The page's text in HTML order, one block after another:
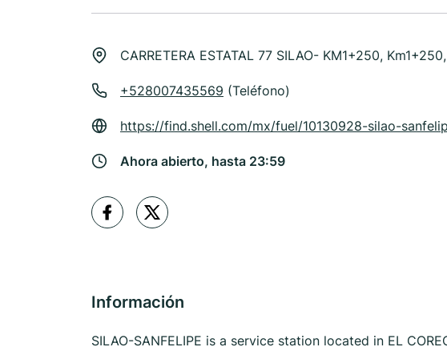
CARRETERA ESTATAL 77 SILAO- KM1+250,
+528007435569 (Teléfono)
https://find.shell.com/mx/fuel/10130928-silao-
Ahora abierto, hasta 23:59
Información
SILAO-SANFELIPE is a service station located in EL